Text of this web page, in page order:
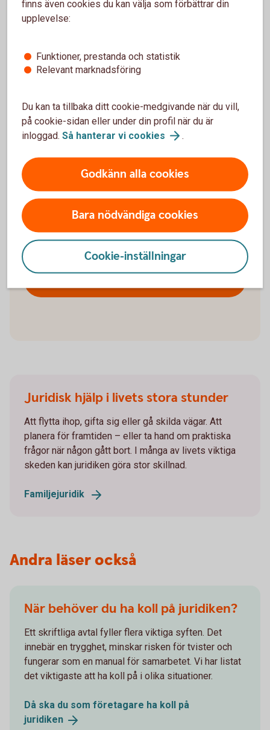
Juridisk hjälp när livet förändras
– oavsett om du vill få en överblick, skriva juridiska
dokument eller boka rådgivning.
Skriv avtal och dokument själv eller med stöd –
få 20 % rabatt
Boka jurist - välj telefon, online eller möte och få
10 % rabatt
Erbjudandet gäller dig som är kund i Swedbank.
Juridisk hjälp i livets stora stunder
Att flytta ihop, gifta sig eller gå skilda vägar. Att
planera för framtiden – eller ta hand om praktiska
frågor när någon gått bort. I många av livets viktiga
skeden kan juridiken göra stor skillnad.
Familjejuridik
Andra läser också
När behöver du ha koll på juridiken?
Ett skriftliga avtal fyller flera viktiga syften. Det
innebär en trygghet, minskar risken för tvister och
fungerar som en manual för samarbetet. Vi har listat
det viktigaste att ha koll på i olika situationer.
Då ska du som företagare ha koll på
juridiken
finns även cookies du kan välja som förbättrar din
upplevelse:
Funktioner, prestanda och statistik
Relevant marknadsföring
Du kan ta tillbaka ditt cookie-medgivande när du vill,
på cookie-sidan eller under din profil när du är
inloggad. Så hanterar vi cookies .
Godkänn alla cookies
Bara nödvändiga cookies
Cookie-inställningar